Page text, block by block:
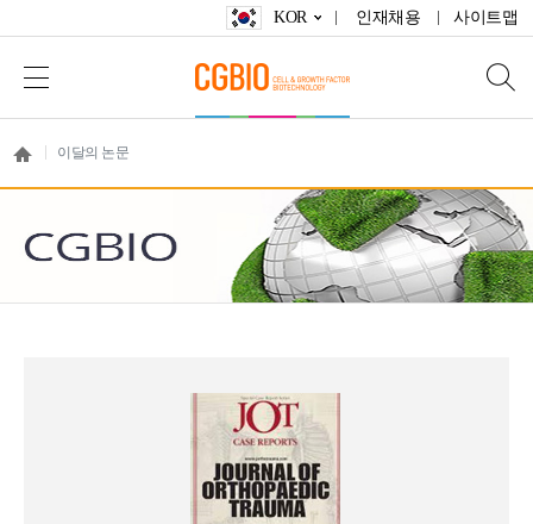
KOR 인재채용 사이트맵
이달의 논문